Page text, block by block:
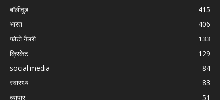
बॉलीवुड
415
भारत
406
फोटो गैलरी
133
क्रिकेट
129
social media
84
स्वास्थ्य
83
व्यापार
51